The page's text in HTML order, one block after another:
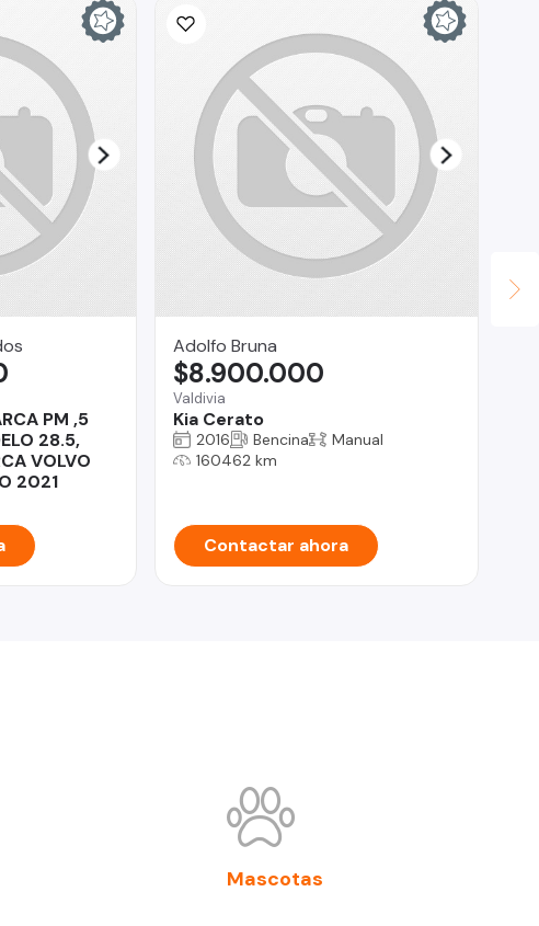
PM ,5
28.5,
VOLVO
2021
Adolfo Bruna
Valdivia
Kia Cerato
$8.900.000
2016 Bencina
Manual
160462 km
Contactar ahora
Mascotas